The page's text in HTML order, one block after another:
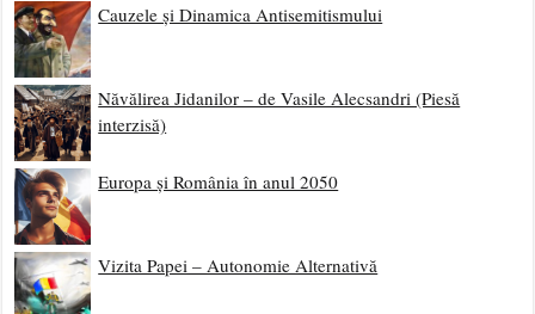
Cauzele și Dinamica Antisemitismului
Năvălirea Jidanilor – de Vasile Alecsandri (Piesă
interzisă)
Europa și România în anul 2050
Vizita Papei – Autonomie Alternativă